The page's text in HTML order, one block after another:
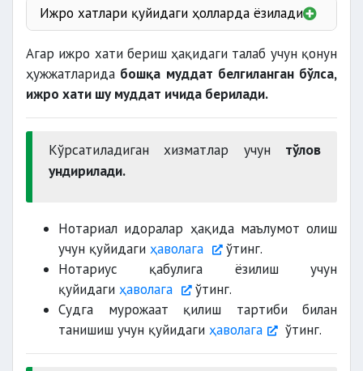
Ижро хатлари қуйидаги ҳолларда ёзилади
мажбуриятини шубҳасиз тасдиқласа;
3 йилдан ортиқ бўлмаса
Агар ижро хати бериш ҳақидаги талаб учун қонун
ҳужжатларида бошқа муддат белгиланган бўлса,
ижро хати шу муддат ичида берилади.
Кўрсатиладиган хизматлар учун тўлов
ундирилади.
Нотариал идоралар ҳақида маълумот олиш
учун қуйидаги ҳаволага
ўтинг.
Нотариус қабулига ёзилиш учун
қуйидаги ҳаволага
ўтинг.
Судга мурожаат қилиш тартиби билан
танишиш учун қуйидаги ҳаволага ўтинг.